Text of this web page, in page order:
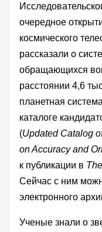
очередное
космического
рассказали о
обращающихся
расстоянии 4,6
планетная
каталоге
(Updated Catalog
on Accuracy and
к публикации в
Сейчас с ним
электронного
Ученые знали о